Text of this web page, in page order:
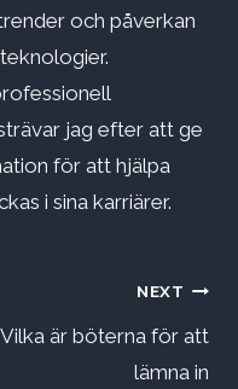
och påverkan
jag efter att ge
för att hjälpa
i sina karriärer.
NEXT
Vilka är böterna för att
lämna in